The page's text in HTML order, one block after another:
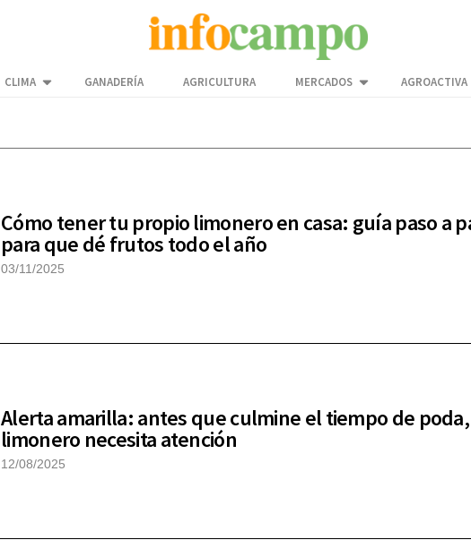
CLIMA GANADERÍA AGRICULTURA MERCADOS AGROACTIVA
Cómo tener tu propio limonero en casa: guía paso a
para que dé frutos todo el año
03/11/2025
Alerta amarilla: antes que culmine el tiempo de
limonero necesita atención
12/08/2025